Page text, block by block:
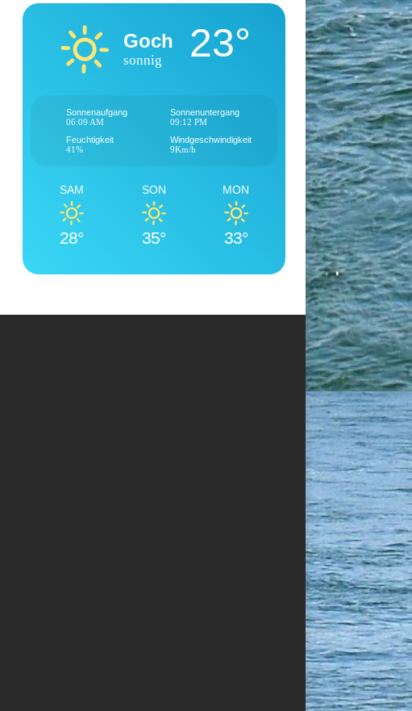
Goch
sonnig 23°
Sonnenaufgang
06:09 AM
Sonnenuntergang
09:12 PM
Feuchtigkeit
41%
Windgeschwindigkeit
9Km/h
SAM
28°
SON
35°
MON
33°